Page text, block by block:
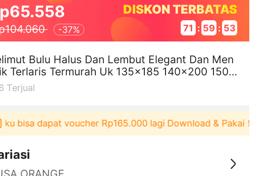
-37%
DISKON TERBATAS
71 : 59 : 52
Bulu Halus Dan Lembut Elegant Dan Men
Terlaris Termurah Uk 135x185 140x200 150x
Selimut Dewasa Bulu Halus
Terjual
dapat voucher Rp165.000 lagi Download & Pakai！